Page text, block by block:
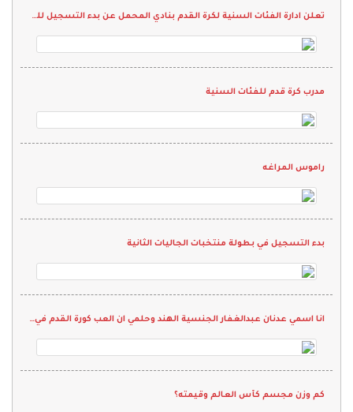
تعلن ادارة الفئات السنية لكرة القدم بنادي المحمل عن بدء التسجيل للمرحلة الأولى
مدرب كرة قدم للفئات السنية
راموس المراغه
بدء التسجيل في بطولة منتخبات الجاليات الثانية
انا اسمي عدنان عبدالغفار الجنسية الهند وحلمي ان العب كورة القدم في نادي واقدم كل م لدي ويارب انها تححق
كم وزن مجسم كأس العالم وقيمته؟